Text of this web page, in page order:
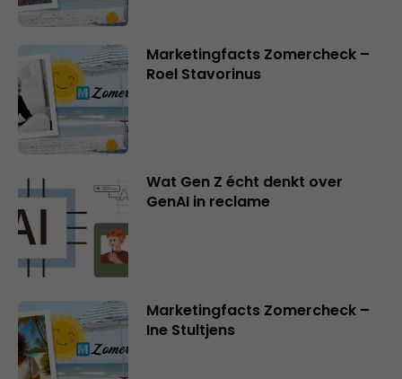
Marketingfacts Zomercheck –
Roel Stavorinus
Wat Gen Z écht denkt over
GenAI in reclame
Marketingfacts Zomercheck –
Ine Stultjens